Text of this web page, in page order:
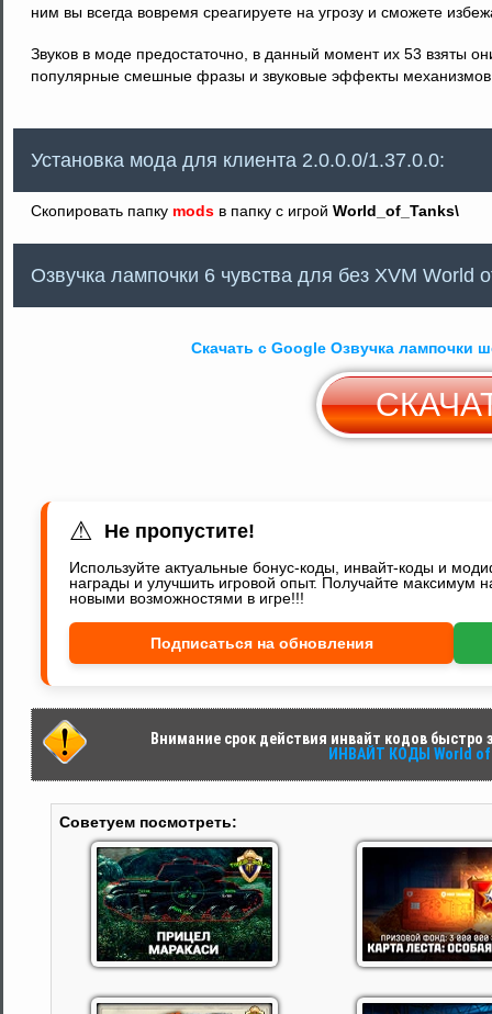
ним вы всегда вовремя среагируете на угрозу и сможете
Звуков в моде предостаточно, в данный момент их 53 взяты
популярные смешные фразы и звуковые эффекты
Установка мода для клиента 2.0.0.0/1.37.0.0:
Скопировать папку mods в папку с игрой World_of_Tanks\
Озвучка лампочки 6 чувства для без XVM World
Скачать с Google Озвучка лампочки
⚠ Не пропустите!
Используйте актуальные бонус-коды, инвайт-коды и
награды и улучшить игровой опыт. Получайте максимум
новыми возможностями в игре!!!
Подписаться на обновления
Внимание срок действия инвайт кодов быстро
ИНВАЙТ КОДЫ World
Советуем посмотреть: